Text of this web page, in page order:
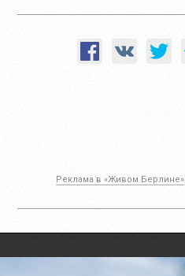
Реклама в «Живом Берлине»